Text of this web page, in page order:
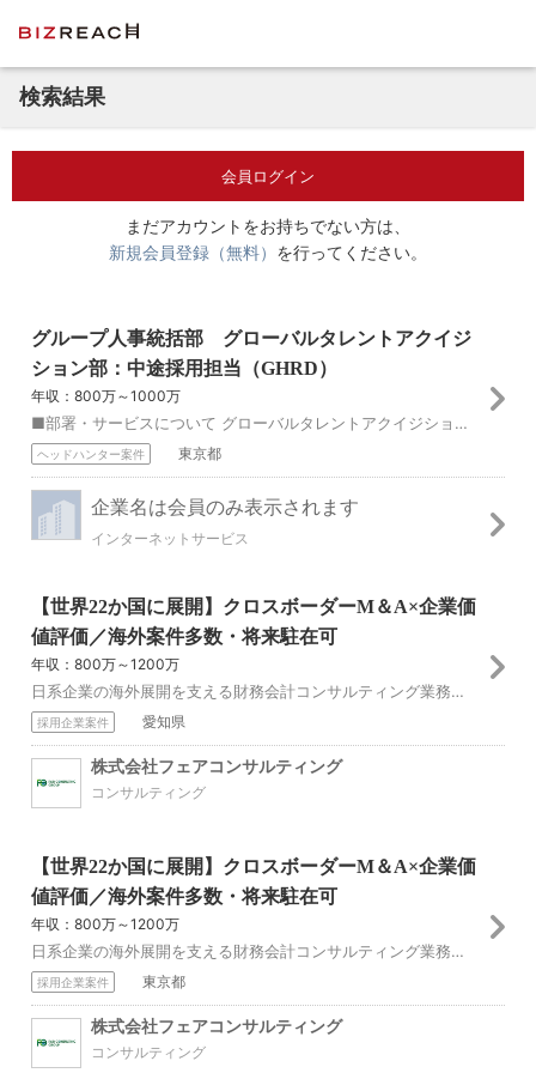
検索結果
会員ログイン
まだアカウントをお持ちでない方は、
新規会員登録（無料） を行ってください。
グループ人事統括部 グローバルタレントアクイジ
ション部：中途採用担当（GHRD）
年収：800万～1000万
■部署・サービスについて グローバルタレントアクイジション部では、エンジニア人材から、セールスやマーケティング、コーポレート部門などのビジネス人材、エグゼクテ...
ヘッドハンター案件 東京都
企業名は会員のみ表示されます
インターネットサービス
【世界22か国に展開】クロスボーダーM＆A×企業価
値評価／海外案件多数・将来駐在可
年収：800万～1200万
日系企業の海外展開を支える財務会計コンサルティング業務をお任せします。 当社は世界22か国の海外拠点と連携し、 クロスボーダーM&A、海外子会社管理、会計ア...
採用企業案件 愛知県
株式会社フェアコンサルティング
コンサルティング
【世界22か国に展開】クロスボーダーM＆A×企業価
値評価／海外案件多数・将来駐在可
年収：800万～1200万
日系企業の海外展開を支える財務会計コンサルティング業務をお任せします。 当社は世界22か国の海外拠点と連携し、 クロスボーダーM&A、海外子会社管理、会計ア...
採用企業案件 東京都
株式会社フェアコンサルティング
コンサルティング